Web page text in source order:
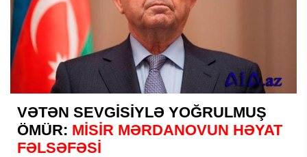
VƏTƏN SEVGİSİYLƏ YOĞRULMUŞ
ÖMÜR: MİSİR MƏRDANOVUN HƏYAT
FƏLSƏFƏSİ